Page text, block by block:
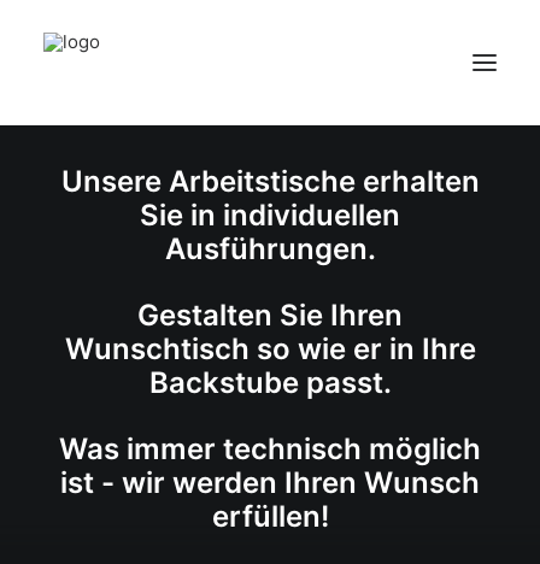
HOME
Unsere Arbeitstische erhalten
Sie in individuellen
Ausführungen.
Gestalten Sie Ihren
Wunschtisch so wie er in Ihre
Backstube passt.
Was immer technisch möglich
ist - wir werden Ihren Wunsch
erfüllen!